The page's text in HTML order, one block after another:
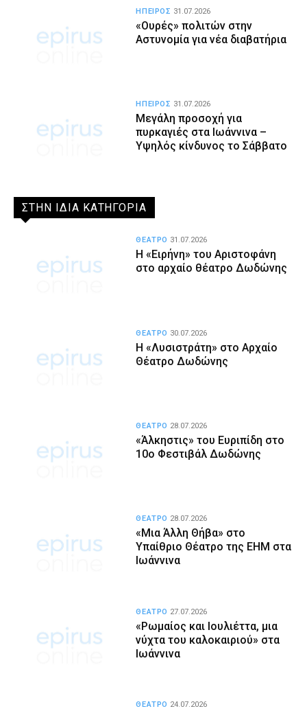
«Ουρές» πολιτών στην
Αστυνομία για νέα διαβατήρια
ΗΠΕΙΡΟΣ 31.07.2026
Μεγάλη προσοχή για
πυρκαγιές στα Ιωάννινα –
Υψηλός κίνδυνος το Σάββατο
ΗΠΕΙΡΟΣ 31.07.2026
ΣΤΗΝ ΙΔΙΑ ΚΑΤΗΓΟΡΙΑ
Η «Ειρήνη» του Αριστοφάνη
στο αρχαίο θέατρο Δωδώνης
ΘΕΑΤΡΟ 31.07.2026
Η «Λυσιστράτη» στο Αρχαίο
Θέατρο Δωδώνης
ΘΕΑΤΡΟ 30.07.2026
«Άλκηστις» του Ευριπίδη στο
10ο Φεστιβάλ Δωδώνης
ΘΕΑΤΡΟ 28.07.2026
«Μια Άλλη Θήβα» στο
Υπαίθριο Θέατρο της ΕΗΜ στα
Ιωάννινα
ΘΕΑΤΡΟ 28.07.2026
«Ρωμαίος και Ιουλιέττα, μια
νύχτα του καλοκαιριού» στα
Ιωάννινα
ΘΕΑΤΡΟ 27.07.2026
ΘΕΑΤΡΟ 24.07.2026